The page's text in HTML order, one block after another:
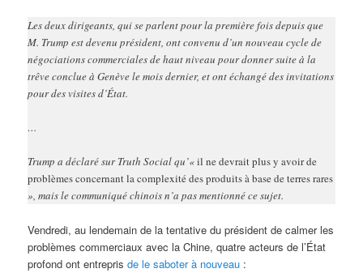
Les deux dirigeants, qui se parlent pour la première fois depuis que
M. Trump est devenu président, ont convenu d’un nouveau cycle de
négociations commerciales de haut niveau pour donner suite à la
trêve conclue à Genève le mois dernier, et ont échangé des invitations
pour des visites d’État.
…
Trump a déclaré sur Truth Social qu’«il ne devrait plus y avoir de
problèmes concernant la complexité des produits à base de terres rares
», mais le communiqué chinois n’a pas mentionné ce sujet.
Vendredi, au lendemain de la tentative du président de calmer les
problèmes commerciaux avec la Chine, quatre acteurs de l’État
profond ont entreprisde le saboter à nouveau :